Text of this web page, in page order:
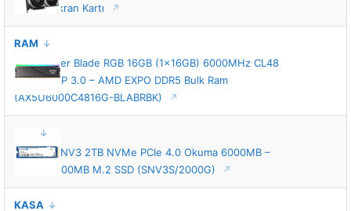
DLSS 4 Ekran Kartı
RAM
XPG Lancer Blade RGB 16GB (1x16GB) 6000MHz CL48
INTEL XMP 3.0 – AMD EXPO DDR5 Bulk Ram
(AX5U6000C4816G-BLABRBK)
Kingston NV3 2TB NVMe PCIe 4.0 Okuma 6000MB –
Yazma 5000MB M.2 SSD (SNV3S/2000G)
KASA